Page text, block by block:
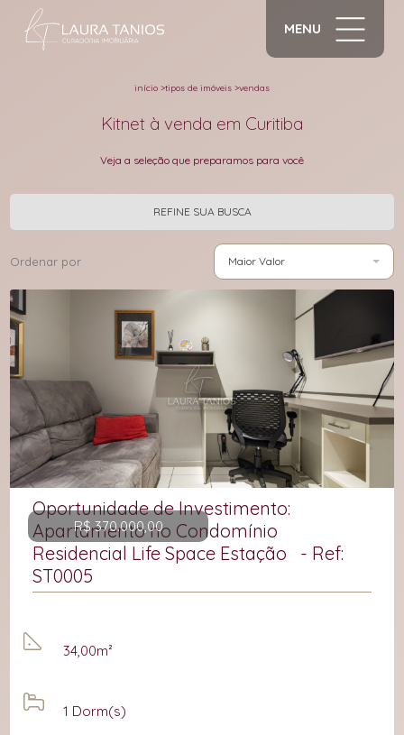
MENU
início >tipos de imóveis >vendas
Kitnet à venda em Curitiba
Veja a seleção que preparamos para você
REFINE SUA BUSCA
Ordenar por Maior Valor
R$ 370.000,00
Oportunidade de Investimento:
Apartamento no Condomínio
Residencial Life Space Estação - Ref:
ST0005
1 Dorm(s)
34,00m²